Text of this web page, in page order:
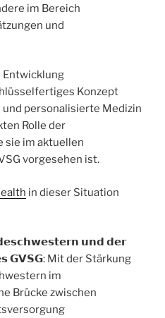
im Bereich
und
Entwicklung
Konzept
personalisierte Medizin
Rolle der
sie im aktuellen
vorgesehen ist.
in dieser Situation
𝘂𝗻𝗱 𝗱𝗲𝗿
𝗚𝗩𝗦𝗚: Mit der Stärkung
im
Brücke zwischen